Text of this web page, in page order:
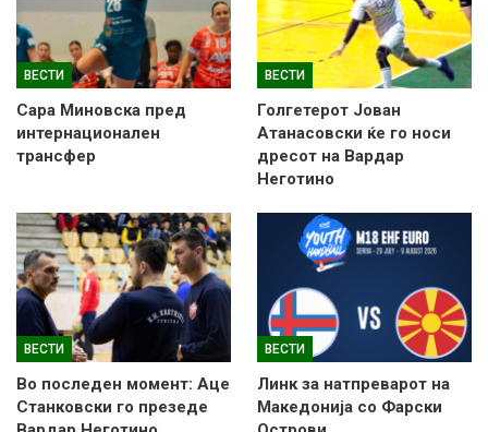
ВЕСТИ
Сара Миновска пред
интернационален
трансфер
ВЕСТИ
Голгетерот Јован
Атанасовски ќе го носи
дресот на Вардар
Неготино
ВЕСТИ
Во последен момент: Аце
Станковски го презеде
ВЕСТИ
Линк за натпреварот на
Македонија со Фарски